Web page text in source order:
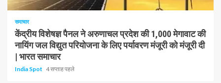
समाचार
केंद्रीय विशेषज्ञ पैनल ने अरुणाचल प्रदेश की 1,000 मेगावाट की
नायिंग जल विद्युत परियोजना के लिए पर्यावरण मंजूरी को मंजूरी दी
| भारत समाचार
India Spot 4 सप्ताह पहले